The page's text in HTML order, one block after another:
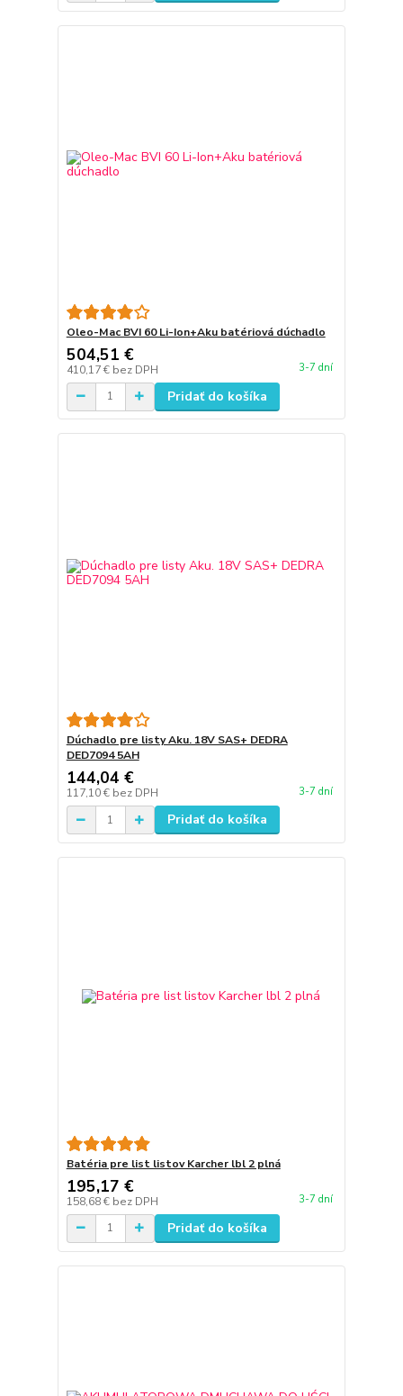
Oleo-Mac BVI 60 Li-Ion+Aku batériová dúchadlo
504,51 €
410,17 € bez DPH 3-7 dní
Pridať do košíka
Dúchadlo pre listy Aku. 18V SAS+ DEDRA
DED7094 5AH
144,04 €
117,10 € bez DPH 3-7 dní
Pridať do košíka
Batéria pre list listov Karcher lbl 2 plná
195,17 €
158,68 € bez DPH 3-7 dní
Pridať do košíka